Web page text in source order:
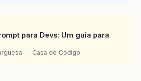
para Devs: Um guia para
— Casa do Codigo